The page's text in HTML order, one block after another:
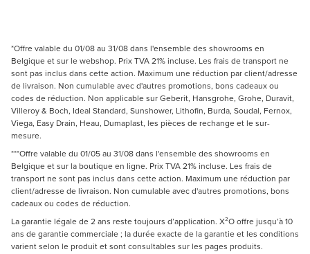
*Offre valable du 01/08 au 31/08 dans l'ensemble des showrooms en
Belgique et sur le webshop. Prix TVA 21% incluse. Les frais de transport ne
sont pas inclus dans cette action. Maximum une réduction par client/adresse
de livraison. Non cumulable avec d'autres promotions, bons cadeaux ou
codes de réduction. Non applicable sur Geberit, Hansgrohe, Grohe, Duravit,
Villeroy & Boch, Ideal Standard, Sunshower, Lithofin, Burda, Soudal, Fernox,
Viega, Easy Drain, Heau, Dumaplast, les pièces de rechange et le sur-
mesure.
***Offre valable du 01/05 au 31/08 dans l'ensemble des showrooms en
Belgique et sur la boutique en ligne. Prix TVA 21% incluse. Les frais de
transport ne sont pas inclus dans cette action. Maximum une réduction par
client/adresse de livraison. Non cumulable avec d'autres promotions, bons
cadeaux ou codes de réduction.
La garantie légale de 2 ans reste toujours d’application. X²O offre jusqu’à 10
ans de garantie commerciale ; la durée exacte de la garantie et les conditions
varient selon le produit et sont consultables sur les pages produits.